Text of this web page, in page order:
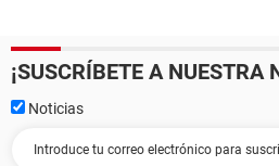
¡SUSCRÍBETE A NUESTRA
Noticias